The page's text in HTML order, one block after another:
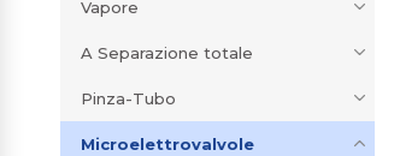
Vapore
A Separazione totale
Pinza-Tubo
Microelettrovalvole